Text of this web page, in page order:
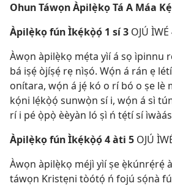
Ohun Táwọn Àpilẹ̀kọ Tá A Máa
Àpilẹ̀kọ fún Ìkẹ́kọ̀ọ́ 1 sí 3 OJÚ
Àwọn àpilẹ̀kọ mẹ́ta yìí á sọ ìpinnu
bá iṣẹ́ òjíṣẹ́ rẹ nìṣó. Wọ́n á rán ẹ
onítara, wọ́n á jẹ́ kó o rí bó o ṣe lè
kọ́ni lẹ́kọ̀ọ́ sunwọ̀n sí i, wọ́n á sì
rí i pé ọ̀pọ̀ èèyàn ló ṣì ń tẹ́tí sí
Àpilẹ̀kọ fún Ìkẹ́kọ̀ọ́ 4 àti 5 OJÚ
Àwọn àpilẹ̀kọ méjì yìí ṣe ẹ̀kúnrẹ́rẹ́
táwọn Kristẹni tòótọ́ ń fojú sọ́nà